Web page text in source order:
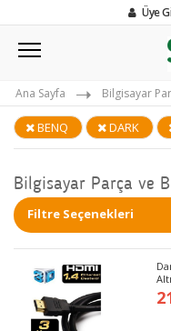
Üye
Ana Sayfa Bilgisayar
BENQ DARK
Bilgisayar Parça ve
Filtre Seçenekleri